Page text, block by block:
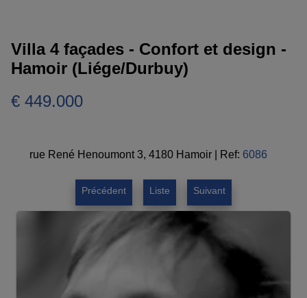
Villa 4 façades - Confort et design -
Hamoir (Liége/Durbuy)
€ 449.000
rue René Henoumont 3, 4180 Hamoir Ref: 6086
Précédent Liste Suivant